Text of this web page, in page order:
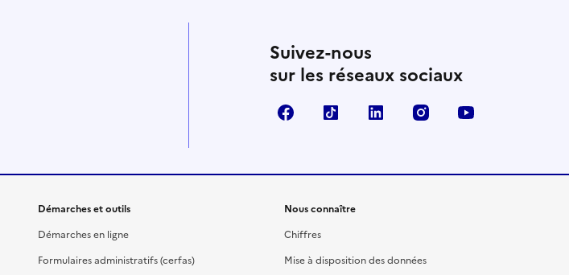
Suivez-nous
sur les réseaux sociaux
FacebookTikTok LinkedIn Instagram
Démarches et outils
Démarches en ligne
Formulaires administratifs (cerfas)
Nous connaître
Chiffres
Mise à disposition des données